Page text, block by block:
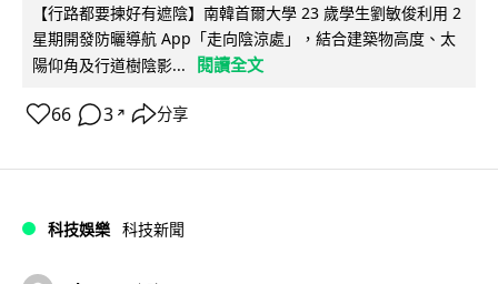
【行路都要揀好有遮陰】南韓首爾大學 23 歲學生劉敏俊利用 2
星期開發防曬導航 App「走向陰涼處」，結合建築物高度、太
陽仰角及行道樹陰影...
閱讀全文
66 3 ↗ 分享
科技娛樂 科技新聞